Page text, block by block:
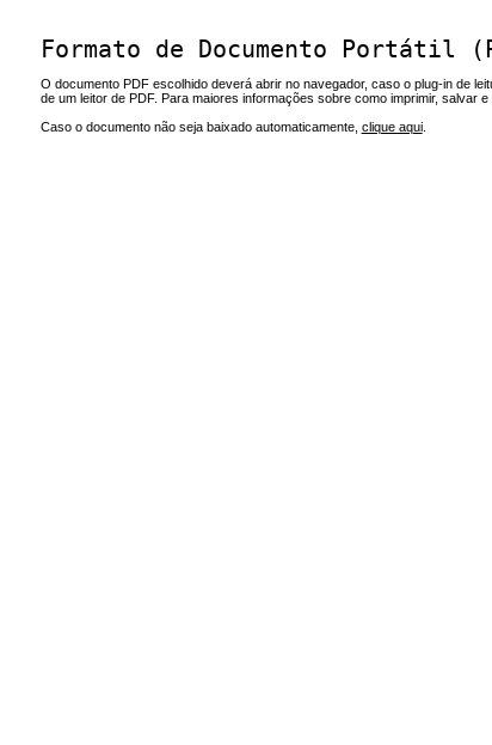
Formato de Documento Portátil
O documento PDF escolhido deverá abrir no navegador, caso o plug-in de
de um leitor de PDF. Para maiores informações sobre como imprimir, salvar
Caso o documento não seja baixado automaticamente, clique aqui.